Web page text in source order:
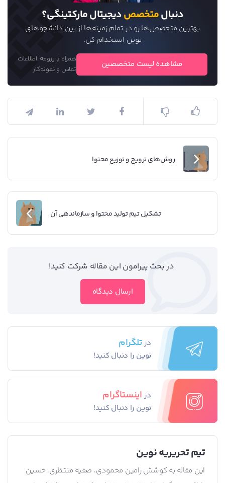
دنبالمتخصصدیجیتال مارکتینگی؟
بهترین متخصص‌ها رو در تمام زمینه‌ها از بین دانشجو‌های
نوین استخدام کن.
مشاهده لیست متخصصین
همراه با رزومه، اطلاعات
تماس و نمونه‌کار
روش‌های ترویج و توزیع محتوا
تشکیل تیم تولید محتوا و سازماندهی آن
در بحث‌‌ پیرامون این مقاله شرکت کنید!
ارسال دیدگاه
درتلگرام
نوین را دنبال کنید!
در اینستاگرام
نوین را دنبال کنید!
تیم تحریریه نوین
این مقاله به کوشش رامین محمودی، صفیه منتظری، حسین